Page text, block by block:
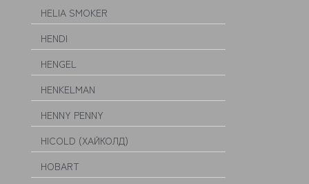
HELIA SMOKER
HENDI
HENGEL
HENKELMAN
HENNY PENNY
HICOLD (ХАЙКОЛД)
HOBART